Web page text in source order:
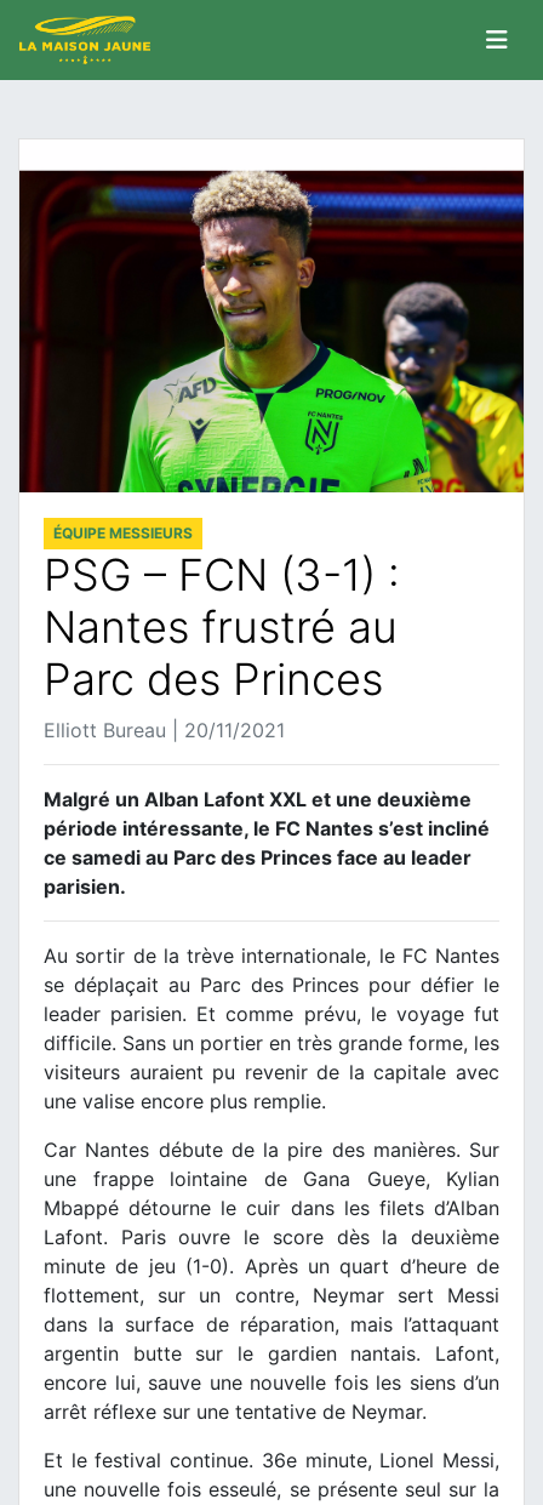
ÉQUIPE MESSIEURS
PSG – FCN (3-1) :
Nantes frustré au
Parc des Princes
Elliott Bureau | 20/11/2021
Malgré un Alban Lafont XXL et une deuxième
période intéressante, le FC Nantes s’est incliné
ce samedi au Parc des Princes face au leader
parisien.
Au sortir de la trève internationale, le FC Nantes
se déplaçait au Parc des Princes pour défier le
leader parisien. Et comme prévu, le voyage fut
difficile. Sans un portier en très grande forme, les
visiteurs auraient pu revenir de la capitale avec
une valise encore plus remplie.
Car Nantes débute de la pire des manières. Sur
une frappe lointaine de Gana Gueye, Kylian
Mbappé détourne le cuir dans les filets d’Alban
Lafont. Paris ouvre le score dès la deuxième
minute de jeu (1-0). Après un quart d’heure de
flottement, sur un contre, Neymar sert Messi
dans la surface de réparation, mais l’attaquant
argentin butte sur le gardien nantais. Lafont,
encore lui, sauve une nouvelle fois les siens d’un
arrêt réflexe sur une tentative de Neymar.
Et le festival continue. 36e minute, Lionel Messi,
une nouvelle fois esseulé, se présente seul sur la